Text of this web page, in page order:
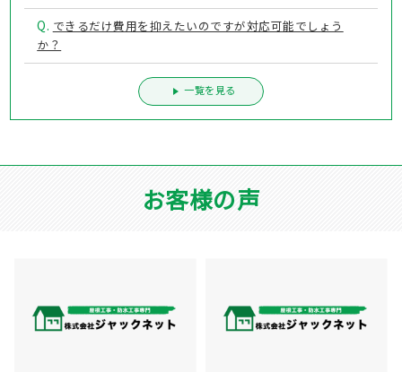
Q. できるだけ費用を抑えたいのですが対応可能でしょう
か？
一覧を見る
お客様の声